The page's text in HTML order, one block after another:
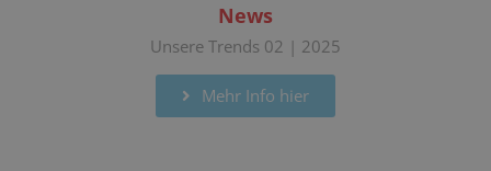
News
Unsere Trends 02 | 2025
Mehr Info hier